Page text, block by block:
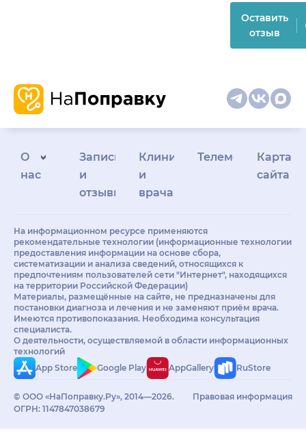
Оставить
отзыв
О
нас
Запись
и
отзывы
Клиникам
и
врачам
Телемедицина
Карта
сайта
На информационном ресурсе применяются
рекомендательные технологии (информационные технологии
предоставления информации на основе сбора,
систематизации и анализа сведений, относящихся к
предпочтениям пользователей сети "Интернет", находящихся
на территории Российской Федерации)
Материалы, размещённые на сайте, не предназначены для
постановки диагноза и лечения и не заменяют приём врача.
Имеются противопоказания. Необходима консультация
специалиста.
О деятельности, осуществляемой в области информационных
технологий
App Store
Google Play AppGallery RuStore
© ООО «НаПоправку.Ру», 2014—2026.
ОГРН: 1147847038679
Правовая информация